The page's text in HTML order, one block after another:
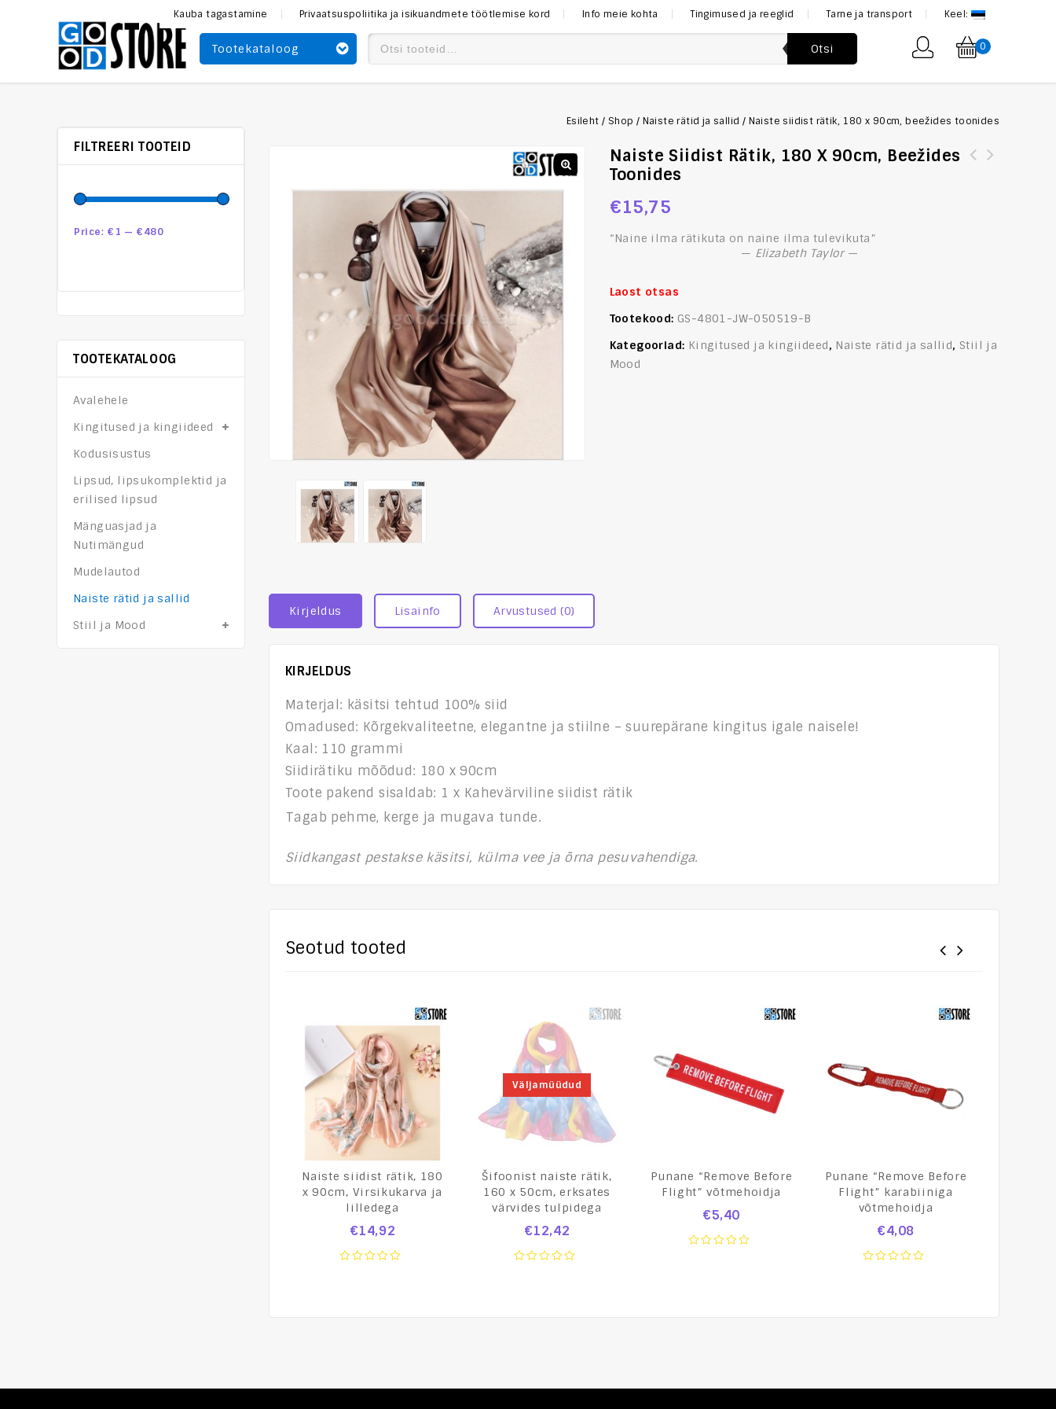
Kauba tagastamine Privaatsuspoliitika ja isikuandmete töötlemise kord Info meie kohta Tingimused ja reeglid Tarne ja transport Keel:
Tootekataloog Otsi 0
Esileht / Shop / Naiste rätid ja sallid / Naiste siidist rätik, 180 x 90cm, beežides toonides
Naiste Siidist Rätik, 180 X 90cm, Beežides
Toonides
€15,75
“Naine ilma rätikuta on naine ilma tulevikuta”
— Elizabeth Taylor —
Laost otsas
Tootekood: GS-4801-JW-050519-B
Kategooriad: Kingitused ja kingiideed, Naiste rätid ja sallid, Stiil ja
Mood
Kirjeldus Lisainfo Arvustused (0)
KIRJELDUS
Materjal: käsitsi tehtud 100% siid
Omadused: Kõrgekvaliteetne, elegantne ja stiilne – suurepärane kingitus igale naisele!
Kaal: 110 grammi
Siidirätiku mõõdud: 180 x 90cm
Toote pakend sisaldab: 1 x Kahevärviline siidist rätik
Tagab pehme, kerge ja mugava tunde.
Siidkangast pestakse käsitsi, külma vee ja õrna pesuvahendiga.
Seotud tooted
Naiste siidist rätik, 180
x 90cm, Virsikukarva ja
lilledega
€14,92
Väljamüüdud
Šifoonist naiste rätik,
160 x 50cm, erksates
värvides tulpidega
€12,42
Punane “Remove Before
Flight” võtmehoidja
€5,40
Punane “Remove Before
Flight” karabiiniga
võtmehoidja
€4,08
FILTREERI TOOTEID
Price: €1 — €480
TOOTEKATALOOG
Avalehele
Kingitused ja kingiideed
Kodusisustus
Lipsud, lipsukomplektid ja
erilised lipsud
Mänguasjad ja
Nutimängud
Mudelautod
Naiste rätid ja sallid
Stiil ja Mood